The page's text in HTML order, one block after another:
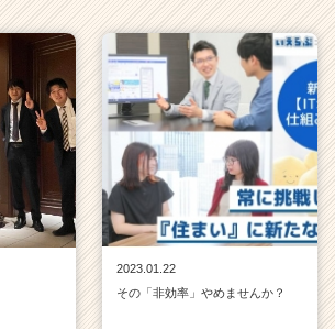
2023.01.22
その「非効率」やめませんか？